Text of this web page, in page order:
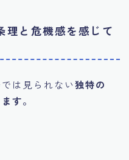
理と危機感を感じて
は見られない独特の
す。